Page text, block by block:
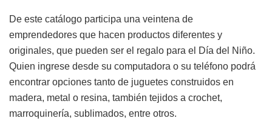
De este catálogo participa una veintena de
emprendedores que hacen productos diferentes y
originales, que pueden ser el regalo para el Día del Niño.
Quien ingrese desde su computadora o su teléfono podrá
encontrar opciones tanto de juguetes construidos en
madera, metal o resina, también tejidos a crochet,
marroquinería, sublimados, entre otros.